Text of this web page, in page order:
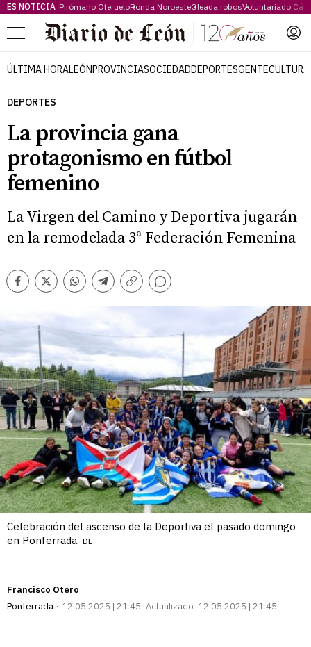
ES NOTICIA Pirómano OterueloRonda NoroesteOleada robosVoluntariado
Menú
ÚLTIMA HORALEÓNPROVINCIASOCIEDADDEPORTESGENTECULTURA
DEPORTES
La provincia gana
protagonismo en fútbol
femenino
La Virgen del Camino y Deportiva jugarán
en la remodelada 3ª Federación Femenina
Facebook
TwitterWhatsappTelegram
Copiar
Comentarios
Celebración del ascenso de la Deportiva el pasado domingo
en Ponferrada. DL
Francisco Otero
Ponferrada
12.05.2025 | 21:45 Actualizado: 12.05.2025 | 21:45